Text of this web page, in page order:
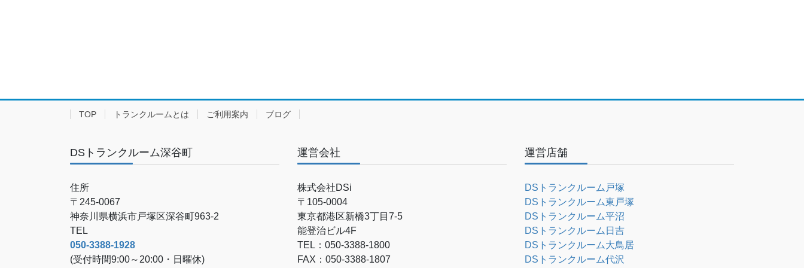
TOP トランクルームとは ご利用案内 ブログ
DSトランクルーム深谷町
住所
〒245-0067
神奈川県横浜市戸塚区深谷町963-2
TEL
050-3388-1928
(受付時間9:00～20:00・日曜休)
運営会社
株式会社DSi
〒105-0004
東京都港区新橋3丁目7-5
能登治ビル4F
TEL：050-3388-1800
FAX：050-3388-1807
運営店舗
DSトランクルーム戸塚
DSトランクルーム東戸塚
DSトランクルーム平沼
DSトランクルーム日吉
DSトランクルーム大鳥居
DSトランクルーム代沢